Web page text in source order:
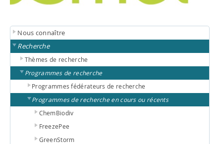
Nous connaître
Recherche
Thèmes de recherche
Programmes de recherche
Programmes fédérateurs de recherche
Programmes de recherche en cours ou récents
ChemBiodiv
FreezePee
GreenStorm